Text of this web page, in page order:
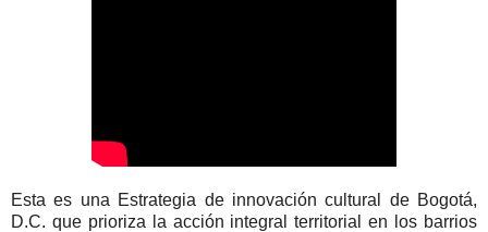
Esta es una Estrategia de innovación cultural de Bogotá,
D.C. que prioriza la acción integral territorial en los barrios